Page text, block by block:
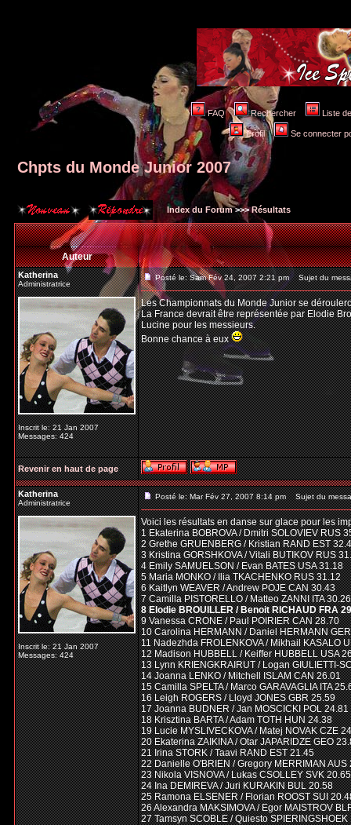
FAQ Rechercher Liste
Profil Se connecter
Chpts du Monde Junior 2007
Index du Forum>>>Résultats
Auteur
Katherina
Administratrice
Inscrit le: 21 Jan 2007
Messages: 424
Posté le: Sam Fév 24, 2007 2:21 pm Sujet du
Les Championnats du Monde Junior se
La France devrait être représentée par Elodie
Lucine pour les messieurs.
Bonne chance à eux
Revenir en haut de page
Katherina
Administratrice
Inscrit le: 21 Jan 2007
Messages: 424
Posté le: Mar Fév 27, 2007 8:14 pm Sujet du
Voici les résultats en danse sur glace pour les
1 Ekaterina BOBROVA / Dmitri SOLOVIEV RUS
2 Grethe GRUENBERG / Kristian RAND EST
3 Kristina GORSHKOVA / Vitali BUTIKOV RUS
4 Emily SAMUELSON / Evan BATES USA 31.18
5 Maria MONKO / Ilia TKACHENKO RUS 31.12
6 Kaitlyn WEAVER / Andrew POJE CAN 30.43
7 Camilla PISTORELLO / Matteo ZANNI ITA 30.26
8 Elodie BROUILLER / Benoit RICHAUD FRA
9 Vanessa CRONE / Paul POIRIER CAN 28.70
10 Carolina HERMANN / Daniel HERMANN
11 Nadezhda FROLENKOVA / Mikhail KASALO
12 Madison HUBBELL / Keiffer HUBBELL USA
13 Lynn KRIENGKRAIRUT / Logan GIULIETTI-
14 Joanna LENKO / Mitchell ISLAM CAN 26.01
15 Camilla SPELTA / Marco GARAVAGLIA ITA
16 Leigh ROGERS / Lloyd JONES GBR 25.59
17 Joanna BUDNER / Jan MOSCICKI POL 24.81
18 Krisztina BARTA / Adam TOTH HUN 24.38
19 Lucie MYSLIVECKOVA / Matej NOVAK CZE
20 Ekaterina ZAIKINA / Otar JAPARIDZE GEO
21 Irina STORK / Taavi RAND EST 21.45
22 Danielle O'BRIEN / Gregory MERRIMAN AUS
23 Nikola VISNOVA / Lukas CSOLLEY SVK 20.65
24 Ina DEMIREVA / Juri KURAKIN BUL 20.58
25 Ramona ELSENER / Florian ROOST SUI
26 Alexandra MAKSIMOVA / Egor MAISTROV
27 Tamsyn SCOBLE / Quiesto SPIERINGSHOEK